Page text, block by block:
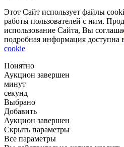
Этот Сайт использует файлы
работы пользователей с ним.
использование Сайта, Вы
подробная информация доступна
cookie
Понятно
Аукцион завершен
минут
секунд
Выбрано
Добавить
Аукцион завершен
Скрыть параметры
Все параметры